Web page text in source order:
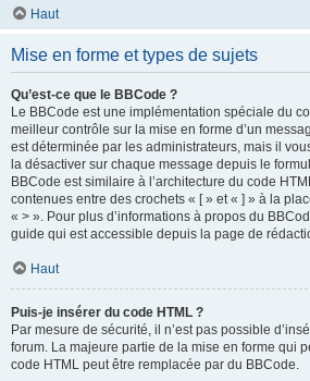
Haut
Mise en forme et types de sujets
Qu’est-ce que le BBCode ?
Le BBCode est une implémentation spéciale du
meilleur contrôle sur la mise en forme d’un
est déterminée par les administrateurs, mais il
la désactiver sur chaque message depuis le
BBCode est similaire à l’architecture du code
contenues entre des crochets « [ » et « ] » à la
« > ». Pour plus d’informations à propos du
guide qui est accessible depuis la page de
Haut
Puis-je insérer du code HTML ?
Par mesure de sécurité, il n’est pas possible
forum. La majeure partie de la mise en forme qui
code HTML peut être remplacée par du BBCode.